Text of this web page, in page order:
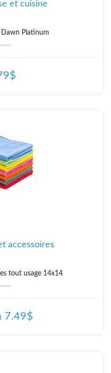
et cuisine
Dawn Platinum
accessoires
tout usage 14x14
7.49$